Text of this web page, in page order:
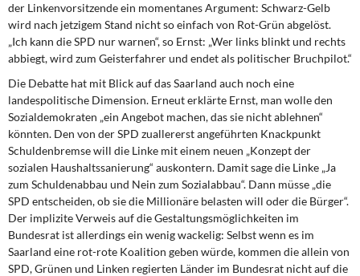
Eurokrise und Griechenland
DIE LINKE
Weitere Themen
Memo-Gruppe
Institut Solidarische Moderne
Rosa-Luxemburg-Stiftung
Über mich
der Linkenvorsitzende ein momentanes Argument: Schwarz-Gelb
wird nach jetzigem Stand nicht so einfach von Rot-Grün abgelöst.
„Ich kann die SPD nur warnen“, so Ernst: „Wer links blinkt und rechts
abbiegt, wird zum Geisterfahrer und endet als politischer Bruchpilot.“
Die Debatte hat mit Blick auf das Saarland auch noch eine
landespolitische Dimension. Erneut erklärte Ernst, man wolle den
Sozialdemokraten „ein Angebot machen, das sie nicht ablehnen“
könnten. Den von der SPD zuallererst angeführten Knackpunkt
Schuldenbremse will die Linke mit einem neuen „Konzept der
sozialen Haushaltssanierung“ auskontern. Damit sage die Linke „Ja
zum Schuldenabbau und Nein zum Sozialabbau“. Dann müsse „die
SPD entscheiden, ob sie die Millionäre belasten will oder die Bürger“.
Der implizite Verweis auf die Gestaltungsmöglichkeiten im
Bundesrat ist allerdings ein wenig wackelig: Selbst wenn es im
Saarland eine rot-rote Koalition geben würde, kommen die allein von
SPD, Grünen und Linken regierten Länder im Bundesrat nicht auf die